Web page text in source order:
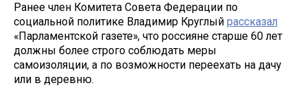
Ранее член Комитета Совета Федерации по
социальной политике Владимир Круглый рассказал
«Парламентской газете», что россияне старше 60 лет
должны более строго соблюдать меры
самоизоляции, а по возможности переехать на дачу
или в деревню.